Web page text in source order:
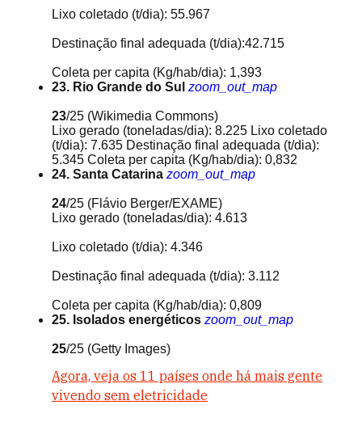
Lixo coletado (t/dia): 55.967
Destinação final adequada (t/dia):42.715
Coleta per capita (Kg/hab/dia): 1,393
23. Rio Grande do Sul zoom_out_map
23/25 (Wikimedia Commons)
Lixo gerado (toneladas/dia): 8.225 Lixo coletado
(t/dia): 7.635 Destinação final adequada (t/dia):
5.345 Coleta per capita (Kg/hab/dia): 0,832
24. Santa Catarina zoom_out_map
24/25 (Flávio Berger/EXAME)
Lixo gerado (toneladas/dia): 4.613
Lixo coletado (t/dia): 4.346
Destinação final adequada (t/dia): 3.112
Coleta per capita (Kg/hab/dia): 0,809
25. Isolados energéticos zoom_out_map
25/25 (Getty Images)
Agora, veja os 11 países onde há mais gente
vivendo sem eletricidade